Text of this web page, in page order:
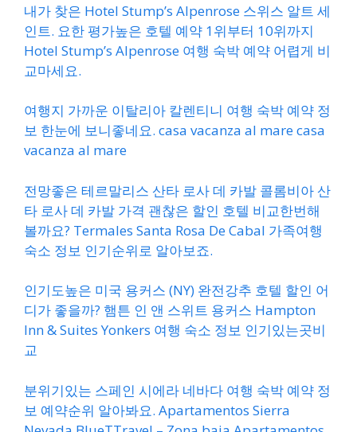
내가 찾은 Hotel Stump’s Alpenrose 스위스 알트 세
인트. 요한 평가높은 호텔 예약 1위부터 10위까지
Hotel Stump’s Alpenrose 여행 숙박 예약 어렵게 비
교마세요.
여행지 가까운 이탈리아 칼렌티니 여행 숙박 예약 정
보 한눈에 보니좋네요. casa vacanza al mare casa
vacanza al mare
전망좋은 테르말리스 산타 로사 데 카발 콜롬비아 산
타 로사 데 카발 가격 괜찮은 할인 호텔 비교한번해
볼까요? Termales Santa Rosa De Cabal 가족여행
숙소 정보 인기순위로 알아보죠.
인기도높은 미국 용커스 (NY) 완전강추 호텔 할인 어
디가 좋을까? 햄튼 인 앤 스위트 용커스 Hampton
Inn & Suites Yonkers 여행 숙소 정보 인기있는곳비
교
분위기있는 스페인 시에라 네바다 여행 숙박 예약 정
보 예약순위 알아봐요. Apartamentos Sierra